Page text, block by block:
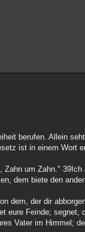
berufen. Allein
ist in einem Wort
Zahn um Zahn."
dem biete den
dem, der dir
eure Feinde;
Vater im Himmel;